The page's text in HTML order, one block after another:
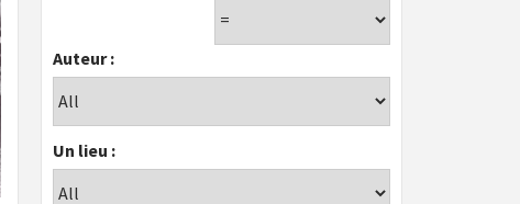
Auteur :
Un lieu :